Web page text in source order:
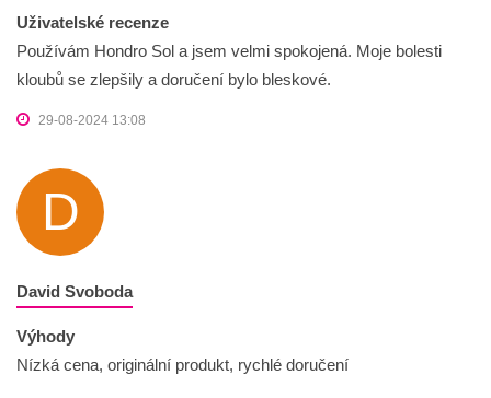
Uživatelské recenze
Používám Hondro Sol a jsem velmi spokojená. Moje bolesti
kloubů se zlepšily a doručení bylo bleskové.
29-08-2024 13:08
D
David Svoboda
Výhody
Nízká cena, originální produkt, rychlé doručení